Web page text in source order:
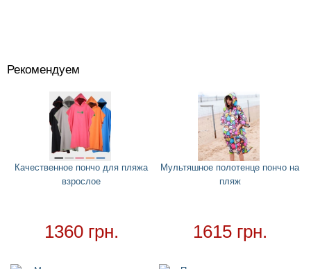
Костюмы
+
Головные уборы
+
Водный спорт
+
Полотенце пончо для детей
Женские гидрокостюмы и купальники для
Мужские гидрокостюмы для серфинга
Пляжное пончо
Рекомендуем
Качественное пончо для пляжа
взрослое
1360 грн.
Мультяшное полотенце пончо на
пляж
1615 грн.